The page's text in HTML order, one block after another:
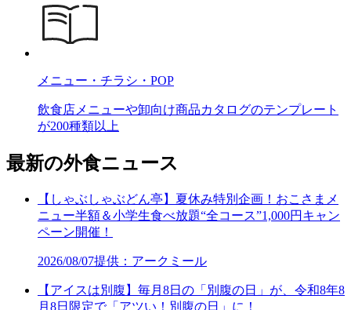
メニュー・チラシ・POP
飲食店メニューや卸向け商品カタログのテンプレート
が200種類以上
最新の外食ニュース
【しゃぶしゃぶどん亭】夏休み特別企画！おこさまメ
ニュー半額＆小学生食べ放題“全コース”1,000円キャン
ペーン開催！
2026/08/07提供：アークミール
【アイスは別腹】毎月8日の「別腹の日」が、令和8年8
月8日限定で「アツい！別腹の日」に！